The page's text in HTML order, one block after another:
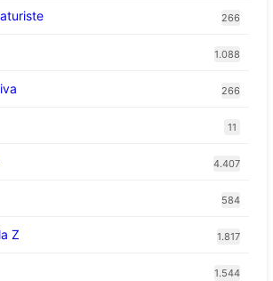
266
1.088
266
11
4.407
584
Z 1.817
1.544